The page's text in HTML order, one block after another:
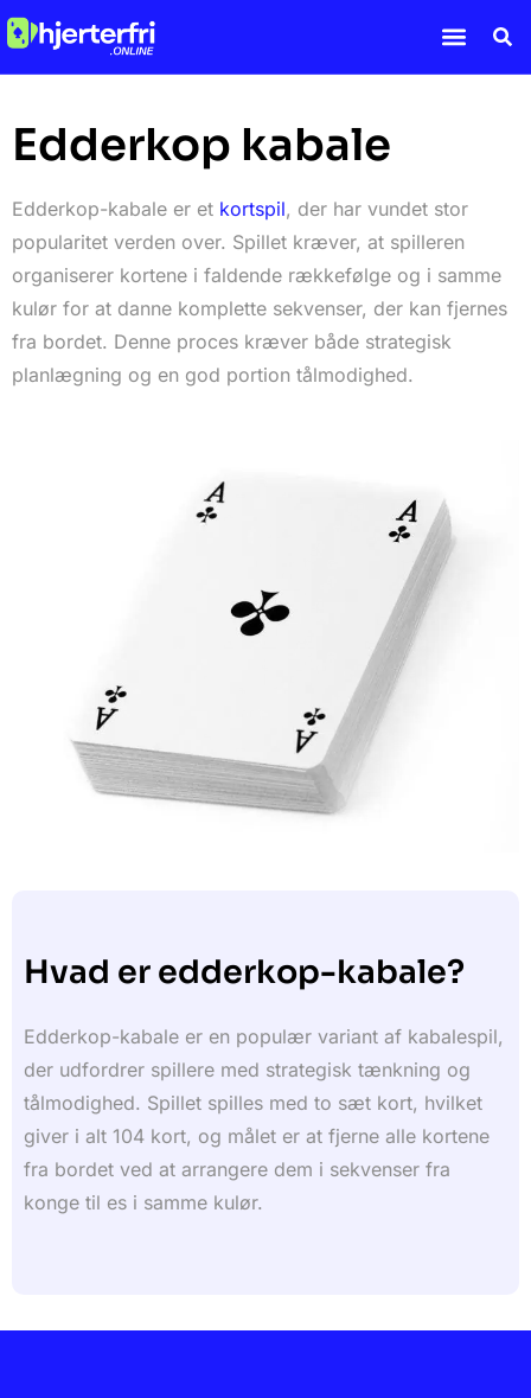
Edderkop kabale
Edderkop-kabale er et kortspil, der har vundet stor
popularitet verden over. Spillet kræver, at spilleren
organiserer kortene i faldende rækkefølge og i samme
kulør for at danne komplette sekvenser, der kan fjernes
fra bordet. Denne proces kræver både strategisk
planlægning og en god portion tålmodighed.
Hvad er edderkop-kabale?
Edderkop-kabale er en populær variant af kabalespil,
der udfordrer spillere med strategisk tænkning og
tålmodighed. Spillet spilles med to sæt kort, hvilket
giver i alt 104 kort, og målet er at fjerne alle kortene
fra bordet ved at arrangere dem i sekvenser fra
konge til es i samme kulør.